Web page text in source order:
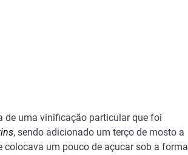
de uma vinificação particular que foi
, sendo adicionado um terço de mosto a
um pouco de açucar sob a forma